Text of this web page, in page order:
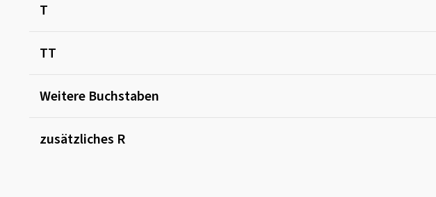
T
TT
Weitere Buchstaben
zusätzliches R